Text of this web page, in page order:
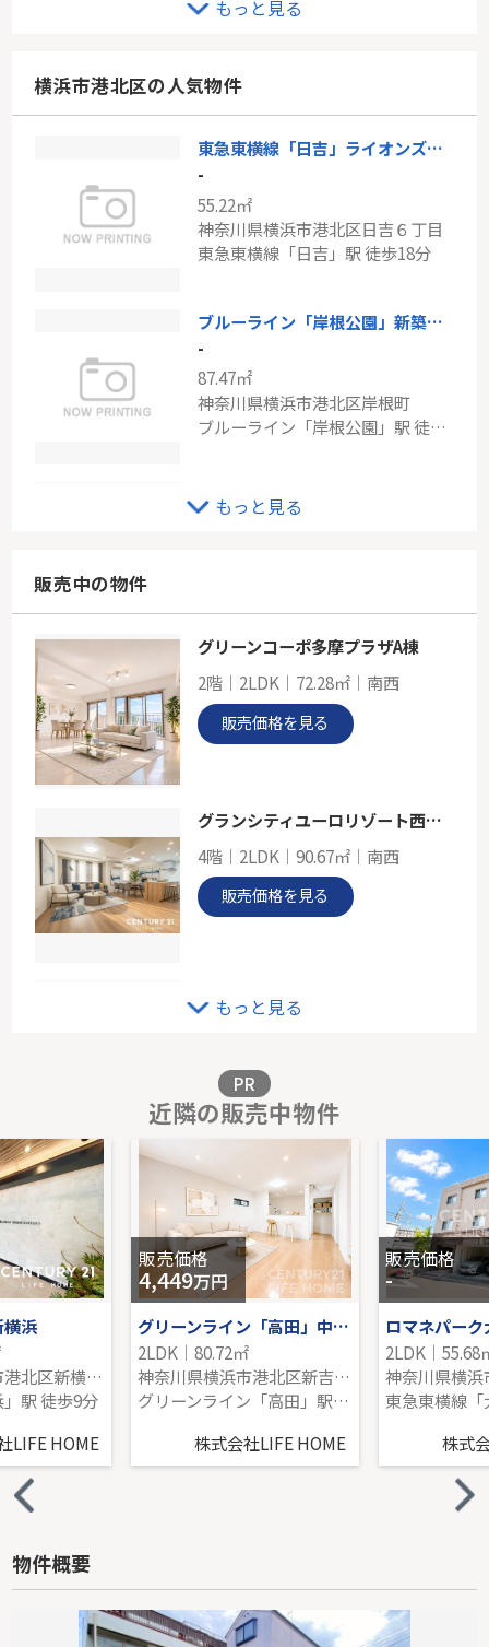
-
東急東横線「綱島」駅 徒歩19分
58.32㎡
神奈川県横浜市港北区大豆戸町
もっと見る
横浜市港北区の人気物件
東急東横線「日吉」ライオンズマンション日吉東第三
-
55.22㎡
神奈川県横浜市港北区日吉６丁目
東急東横線「日吉」駅 徒歩18分
ブルーライン「岸根公園」新築分譲
-
87.47㎡
神奈川県横浜市港北区岸根町
ブルーライン「岸根公園」駅 徒歩9分
ブルーライン「新羽」新築戸建
-
-
101.02㎡
もっと見る
販売中の物件
グリーンコーポ多摩プラザA棟
2階｜2LDK｜72.28㎡｜南西
販売価格を見る
グランシティユーロリゾート西海岸通り
4階｜2LDK｜90.67㎡｜南西
販売価格を見る
販売価格を見る
グリーンライン「北山田」中古戸建
-｜4LDK｜101.93㎡｜南
販売価格を見る
もっと見る
PR
近隣の販売中物件
浜
神奈川県横浜市港北区新横浜１丁目
駅 徒歩9分
LIFE HOME
販売価格
4,449万円
グリーンライン「高田」中古戸建
2LDK｜80.72㎡
神奈川県横浜市港北区新吉田東３丁目
グリーンライン「高田」駅 徒歩9分
株式会社LIFE HOME
販売価格
-
ロマネパーク
2LDK｜55.68
株式
物件概要